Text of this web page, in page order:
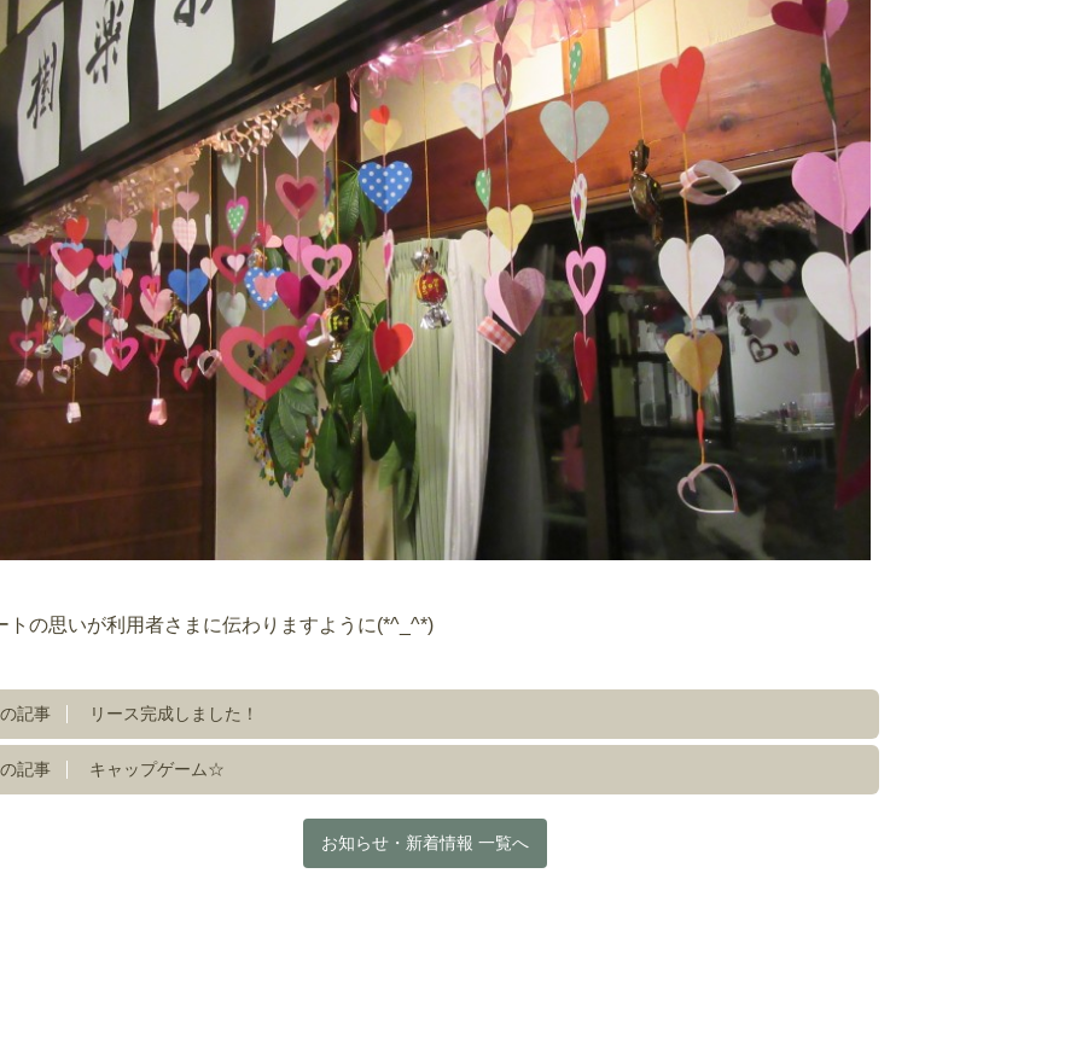
トの思いが利用者さまに伝わりますように(*^_^*)
記事 リース完成しました！
記事 キャップゲーム☆
お知らせ・新着情報 一覧へ